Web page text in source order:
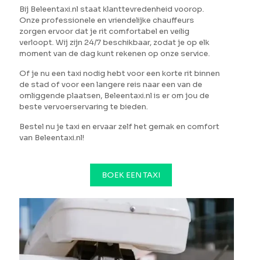
Bij Beleentaxi.nl staat klanttevredenheid voorop.
Onze professionele en vriendelijke chauffeurs
zorgen ervoor dat je rit comfortabel en veilig
verloopt. Wij zijn 24/7 beschikbaar, zodat je op elk
moment van de dag kunt rekenen op onze service.
Of je nu een taxi nodig hebt voor een korte rit binnen
de stad of voor een langere reis naar een van de
omliggende plaatsen, Beleentaxi.nl is er om jou de
beste vervoerservaring te bieden.
Bestel nu je taxi en ervaar zelf het gemak en comfort
van Beleentaxi.nl!
BOEK EEN TAXI